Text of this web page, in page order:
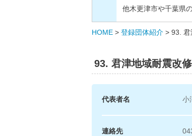
他木更津市や千葉県
HOME > 登録団体紹介 > 93. 君
93. 君津地域耐震改
代表者名 小
連絡先